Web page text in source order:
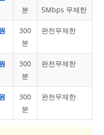
분
5Mbps 무제한
300
분
완전무제한
300
분
완전무제한
300
분
완전무제한